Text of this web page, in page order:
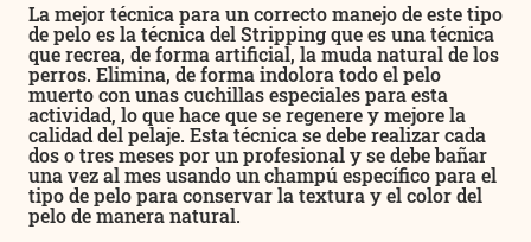
La mejor técnica para un correcto manejo de este tipo
de pelo es la técnica del Stripping que es una técnica
que recrea, de forma artificial, la muda natural de los
perros. Elimina, de forma indolora todo el pelo
muerto con unas cuchillas especiales para esta
actividad, lo que hace que se regenere y mejore la
calidad del pelaje. Esta técnica se debe realizar cada
dos o tres meses por un profesional y se debe bañar
una vez al mes usando un champú específico para el
tipo de pelo para conservar la textura y el color del
pelo de manera natural.